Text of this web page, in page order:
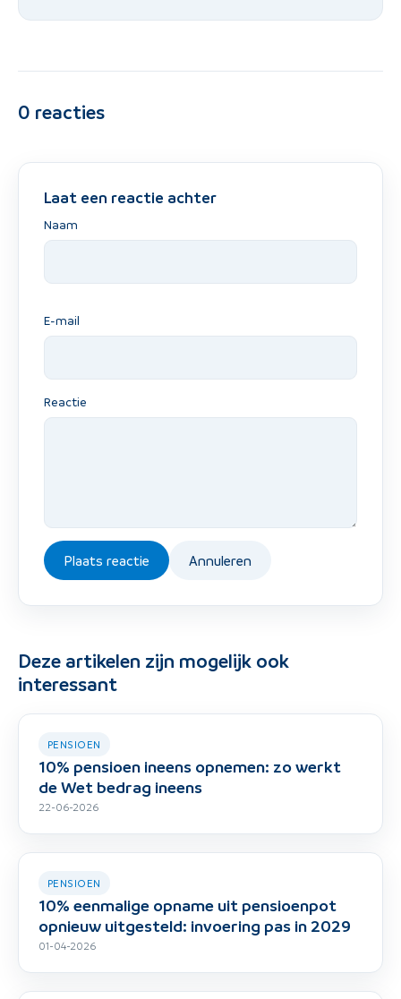
0 reacties
Laat een reactie achter
Naam
E-mail
Reactie
Plaats reactie Annuleren
Deze artikelen zijn mogelijk ook
interessant
PENSIOEN
10% pensioen ineens opnemen: zo werkt
de Wet bedrag ineens
22-06-2026
PENSIOEN
10% eenmalige opname uit pensioenpot
opnieuw uitgesteld: invoering pas in 2029
01-04-2026